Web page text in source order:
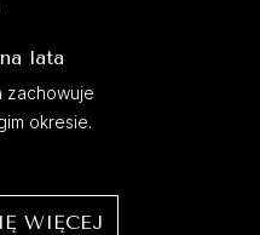
lata
zachowuje
okresie.
WIĘCEJ